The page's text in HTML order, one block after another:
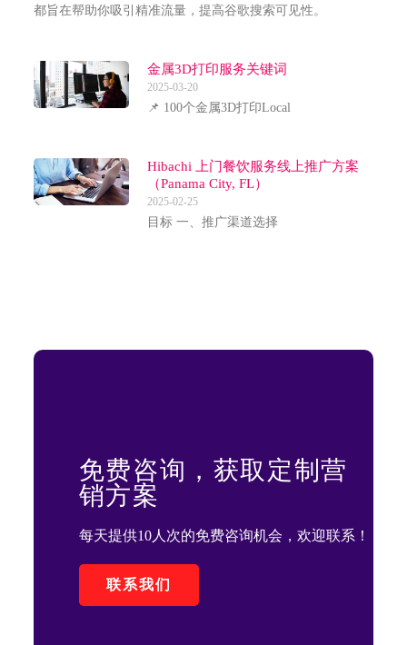
都旨在帮助你吸引精准流量，提高谷歌搜索可见性。
金属3D打印服务关键词
2025-03-20
📌 100个金属3D打印Local
Hibachi 上门餐饮服务线上推广方案
（Panama City, FL）
2025-02-25
目标 一、推广渠道选择
免费咨询，获取定制营
销方案
每天提供10人次的免费咨询机会，欢迎联系！
联系我们